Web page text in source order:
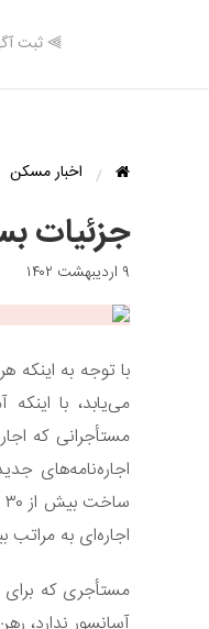
⫸ ثبت
اخبار مسکن
جزئیات
۹ اردیبهشت ۱۴۰۲
با توجه به
می‌یابد، با
اجاره‌نامه‌های
اجاره‌ای به مراتب